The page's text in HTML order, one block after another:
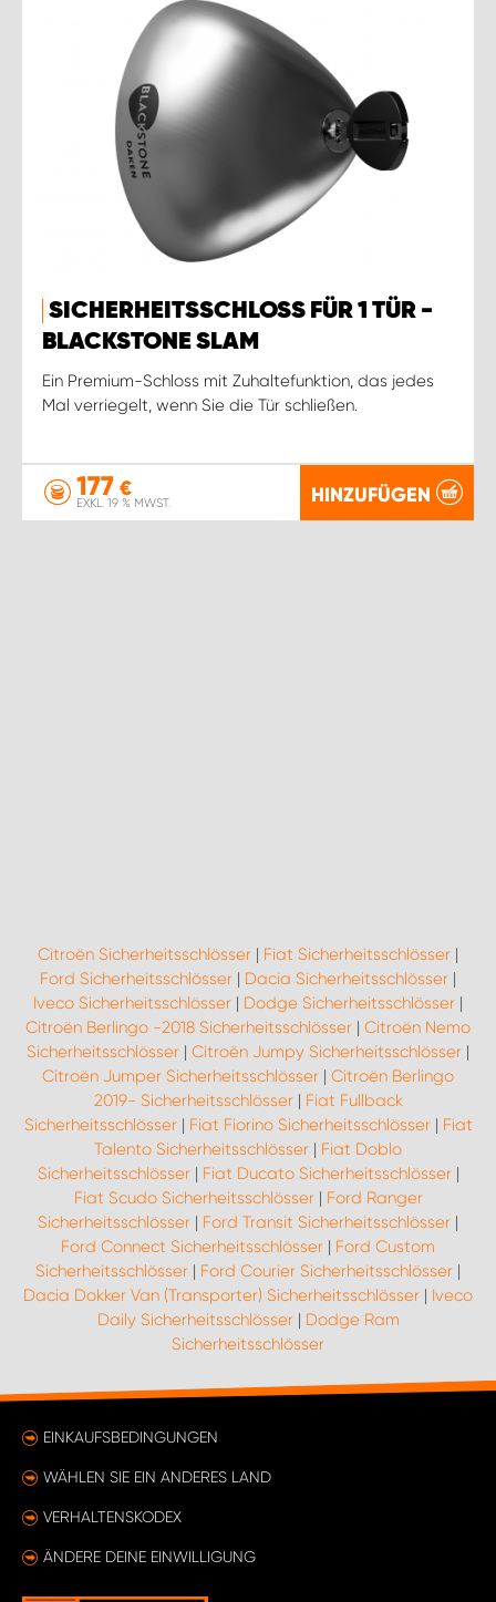
SICHERHEITSSCHLOSS FÜR 1 TÜR -
BLACKSTONE SLAM
Ein Premium-Schloss mit Zuhaltefunktion, das jedes
Mal verriegelt, wenn Sie die Tür schließen.
177 €
EXKL. 19 % MWST. HINZUFÜGEN
Citroën Sicherheitsschlösser | Fiat Sicherheitsschlösser |
Ford Sicherheitsschlösser | Dacia Sicherheitsschlösser |
Iveco Sicherheitsschlösser | Dodge Sicherheitsschlösser |
Citroën Berlingo -2018 Sicherheitsschlösser | Citroën Nemo
Sicherheitsschlösser | Citroën Jumpy Sicherheitsschlösser |
Citroën Jumper Sicherheitsschlösser | Citroën Berlingo
2019- Sicherheitsschlösser| Fiat Fullback
Sicherheitsschlösser| Fiat Fiorino Sicherheitsschlösser| Fiat
Talento Sicherheitsschlösser | Fiat Doblo
Sicherheitsschlösser| Fiat Ducato Sicherheitsschlösser|
Fiat Scudo Sicherheitsschlösser| Ford Ranger
Sicherheitsschlösser | Ford Transit Sicherheitsschlösser |
Ford Connect Sicherheitsschlösser | Ford Custom
Sicherheitsschlösser | Ford Courier Sicherheitsschlösser |
Dacia Dokker Van (Transporter) Sicherheitsschlösser | Iveco
Daily Sicherheitsschlösser| Dodge Ram
Sicherheitsschlösser
EINKAUFSBEDINGUNGEN
WÄHLEN SIE EIN ANDERES LAND
VERHALTENSKODEX
ÄNDERE DEINE EINWILLIGUNG